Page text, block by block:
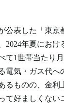
公表した「東京
年夏におけ
て1世帯当たり
電気・ガス代
るものの、金
て好ましくな